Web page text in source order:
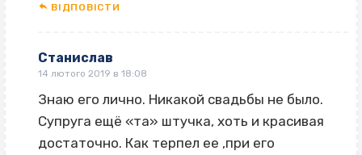
ВІДПОВІCТИ
Станислав
14 лютого 2019 в 18:08
Знаю его лично. Никакой свадьбы не было.
Супруга ещё «та» штучка, хоть и красивая
достаточно. Как терпел ее ‚при его